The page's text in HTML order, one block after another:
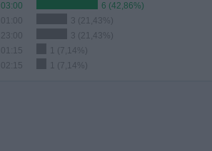
03:00
6 (42,86%)
3 (21,43%)
23:00
3 (21,43%)
01:15
1 (7,14%)
02:15
1 (7,14%)